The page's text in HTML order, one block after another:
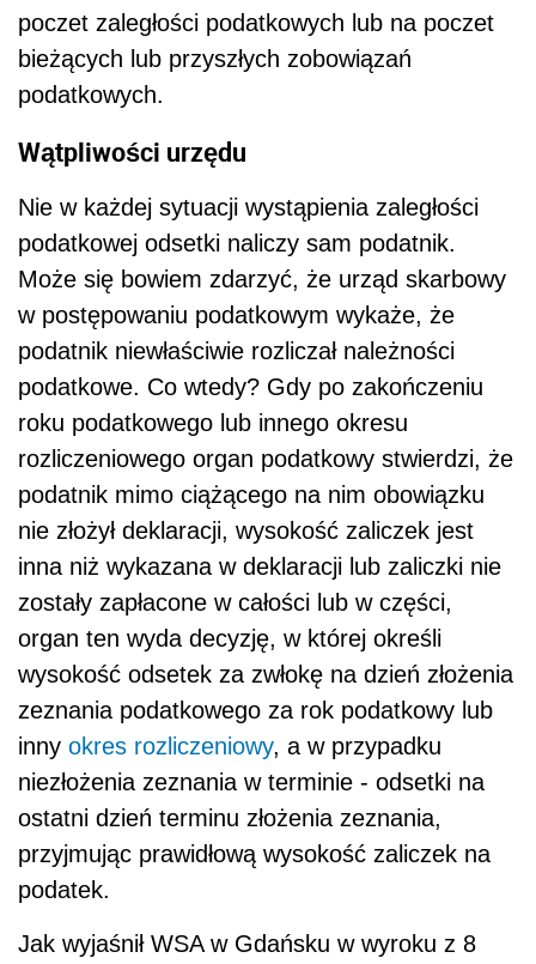
poczet zaległości podatkowych lub na poczet
bieżących lub przyszłych zobowiązań
podatkowych.
Wątpliwości urzędu
Nie w każdej sytuacji wystąpienia zaległości
podatkowej odsetki naliczy sam podatnik.
Może się bowiem zdarzyć, że urząd skarbowy
w postępowaniu podatkowym wykaże, że
podatnik niewłaściwie rozliczał należności
podatkowe. Co wtedy? Gdy po zakończeniu
roku podatkowego lub innego okresu
rozliczeniowego organ podatkowy stwierdzi, że
podatnik mimo ciążącego na nim obowiązku
nie złożył deklaracji, wysokość zaliczek jest
inna niż wykazana w deklaracji lub zaliczki nie
zostały zapłacone w całości lub w części,
organ ten wyda decyzję, w której określi
wysokość odsetek za zwłokę na dzień złożenia
zeznania podatkowego za rok podatkowy lub
inny okres rozliczeniowy, a w przypadku
niezłożenia zeznania w terminie - odsetki na
ostatni dzień terminu złożenia zeznania,
przyjmując prawidłową wysokość zaliczek na
podatek.
Jak wyjaśnił WSA w Gdańsku w wyroku z 8